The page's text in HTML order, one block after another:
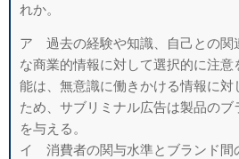
れか。
ア 過去の経験や知識、自己との関
な商業的情報に対して選択的に注意
能は、無意識に働きかける情報に
ため、サブリミナル広告は製品の
を与える。
イ 消費者の関与水準とブランド間